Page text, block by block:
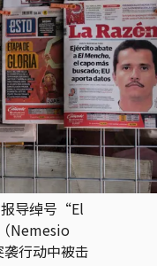
导绰号“El
Nemesio
行动中被击